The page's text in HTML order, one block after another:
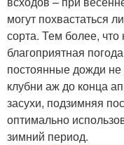
могут похвастаться
сорта. Тем более,
благоприятная
постоянные дожди
клубни аж до конца
засухи, подзимняя
оптимально
зимний период.